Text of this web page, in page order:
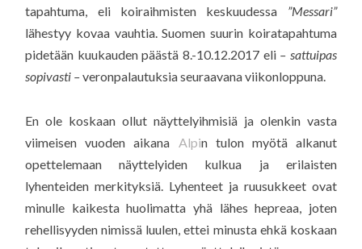
tapahtuma, eli koiraihmisten keskuudessa ”Messari”
lähestyy kovaa vauhtia. Suomen suurin koiratapahtuma
pidetään kuukauden päästä 8.-10.12.2017 eli – sattuipas
sopivasti –veronpalautuksia seuraavana viikonloppuna.
En ole koskaan ollut näyttelyihmisiä ja olenkin vasta
viimeisen vuoden aikana Alpin tulon myötä alkanut
opettelemaan näyttelyiden kulkua ja erilaisten
lyhenteiden merkityksiä. Lyhenteet ja ruusukkeet ovat
minulle kaikesta huolimatta yhä lähes hepreaa, joten
rehellisyyden nimissä luulen, ettei minusta ehkä koskaan